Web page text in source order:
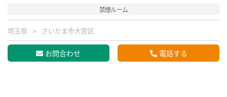
禁煙ルーム
埼玉県 さいたま市大宮区
お問合わせ 電話する